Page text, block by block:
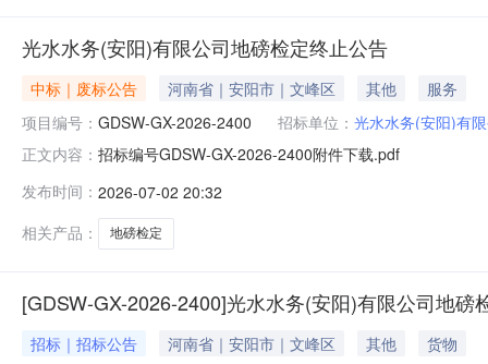
光水水务(安阳)有限公司地磅检定终止公告
中标｜废标公告 河南省｜安阳市｜文峰区 其他
服务
项目编号： GDSW-GX-2026-2400 招标单位： 光水水务(安阳)有
正文内容： 招标编号GDSW-GX-2026-2400附件下载.pdf
发布时间： 2026-07-02 20:32
相关产品：
地磅检定
[GDSW-GX-2026-2400]光水水务(安阳)有限公司地磅
招标｜招标公告 河南省｜安阳市｜文峰区 其他
货物